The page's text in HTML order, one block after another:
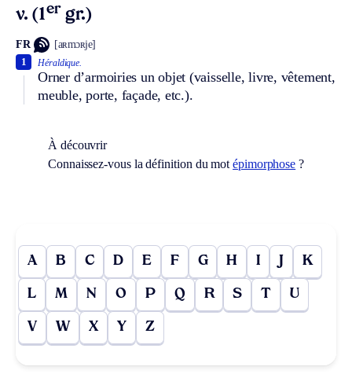
v. (1er gr.)
FR [aʀmɔʀje]
Héraldique.
Orner d’armoiries un objet (vaisselle, livre, vêtement,
meuble, porte, façade, etc.).
1
À découvrir
Connaissez-vous la définition du motépimorphose ?
A B C D E F G H I J K
L M N O P Q R S T U
V W X Y Z